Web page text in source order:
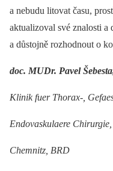
a nebudu litovat času,
aktualizoval své znalosti a
a důstojně rozhodnout o
doc. MUDr. Pavel
Klinik fuer Thorax-,
Endovaskulaere Chirurgie,
Chemnitz, BRD